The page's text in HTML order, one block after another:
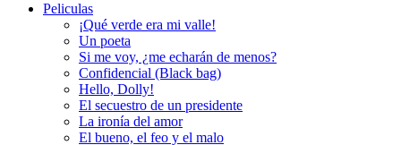
Peliculas
¡Qué verde era mi valle!
Un poeta
Si me voy, ¿me echarán de menos?
Confidencial (Black bag)
Hello, Dolly!
El secuestro de un presidente
La ironía del amor
El bueno, el feo y el malo